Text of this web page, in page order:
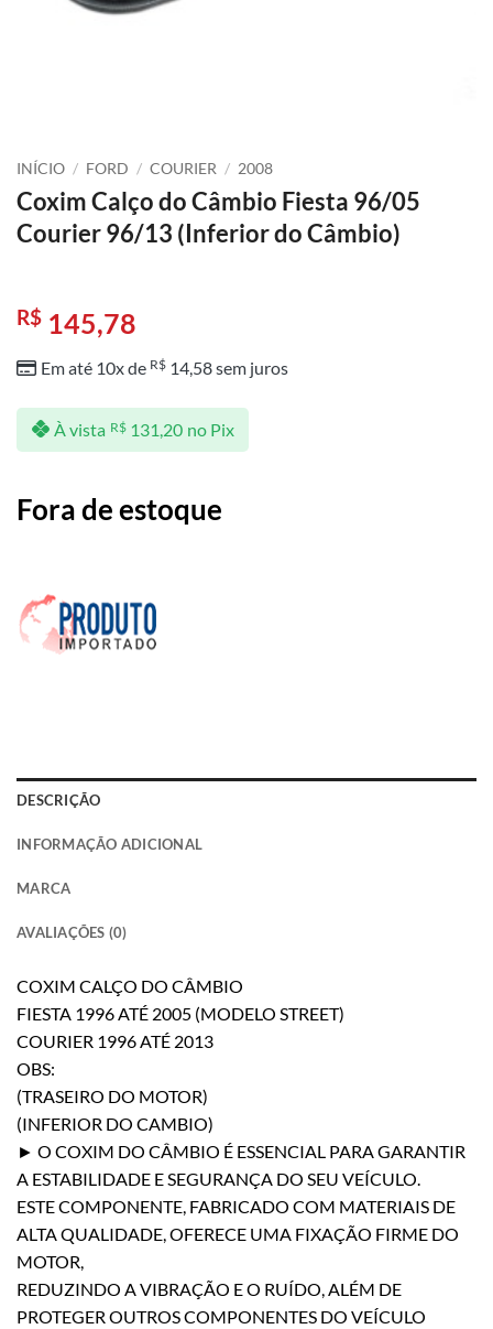
INÍCIO / FORD / COURIER / 2008
Coxim Calço do Câmbio Fiesta 96/05
Courier 96/13 (Inferior do Câmbio)
R$ 145,78
Em até 10x de R$ 14,58sem juros
À vista R$131,20 no Pix
Fora de estoque
DESCRIÇÃO
INFORMAÇÃO ADICIONAL
MARCA
AVALIAÇÕES (0)
COXIM CALÇO DO CÂMBIO
FIESTA 1996 ATÉ 2005 (MODELO STREET)
COURIER 1996 ATÉ 2013
OBS:
(TRASEIRO DO MOTOR)
(INFERIOR DO CAMBIO)
► O COXIM DO CÂMBIO É ESSENCIAL PARA GARANTIR
A ESTABILIDADE E SEGURANÇA DO SEU VEÍCULO.
ESTE COMPONENTE, FABRICADO COM MATERIAIS DE
ALTA QUALIDADE, OFERECE UMA FIXAÇÃO FIRME DO
MOTOR,
REDUZINDO A VIBRAÇÃO E O RUÍDO, ALÉM DE
PROTEGER OUTROS COMPONENTES DO VEÍCULO